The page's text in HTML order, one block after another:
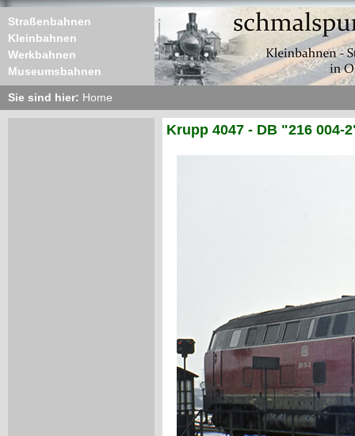
Straßenbahnen
Kleinbahnen
Werkbahnen
Museumsbahnen
Sie sind hier: Home
Krupp 4047 - DB "216 004-